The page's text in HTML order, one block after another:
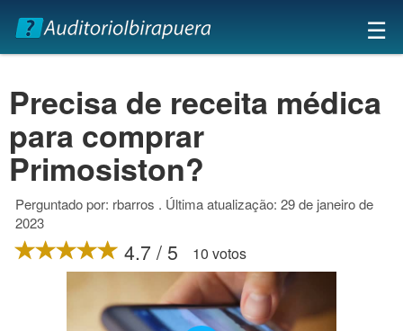
×
☰
Precisa de receita médica
para comprar
Primosiston?
Perguntado por: rbarros . Última atualização: 29 de janeiro de
2023
4.7 / 5 10 votos